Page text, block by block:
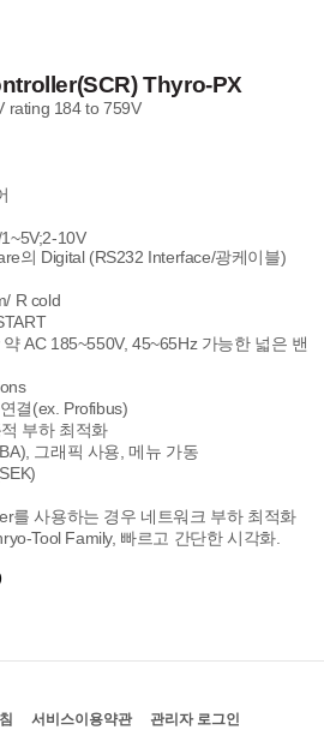
Thyro-PX
rating 184 to 759V
10V
의 Digital (RS232 Interface/광케이블)
R cold
AC 185~550V, 45~65Hz 가능한 넓은 밴
결(ex. Profibus)
부하 최적화
그래픽 사용, 메뉴 가동
사용하는 경우 네트워크 부하 최적화
Tool Family, 빠르고 간단한 시각화.
서비스이용약관 관리자 로그인